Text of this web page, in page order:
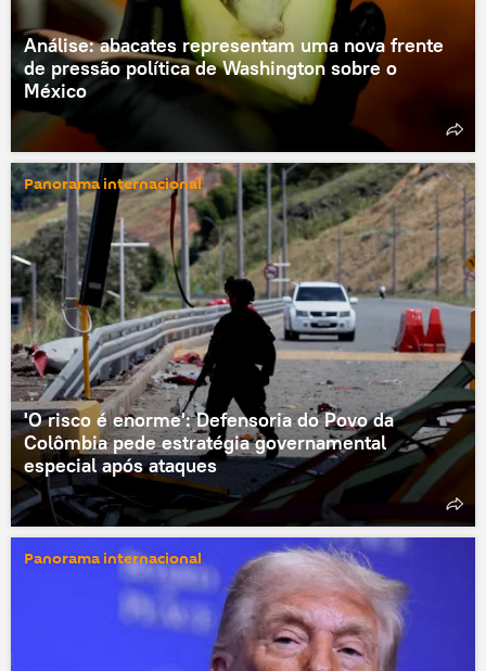
Análise: abacates representam uma nova frente
de pressão política de Washington sobre o
México
Panorama internacional
'O risco é enorme': Defensoria do Povo da
Colômbia pede estratégia governamental
especial após ataques
Panorama internacional